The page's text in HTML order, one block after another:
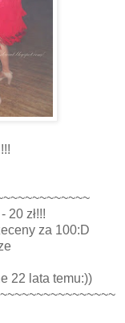
20 zł!!!
za 100:D
22 lata temu:))